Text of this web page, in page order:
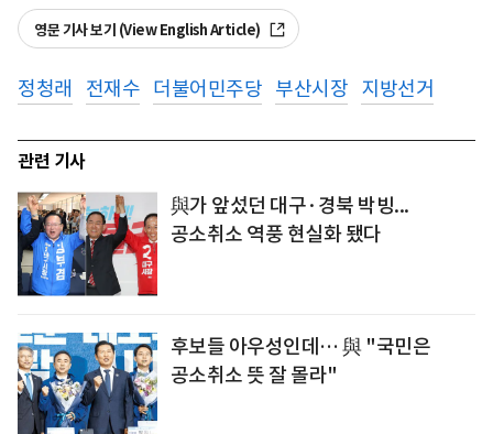
영문 기사 보기 (View English Article)
정청래 전재수 더불어민주당 부산시장 지방선거
관련 기사
與가 앞섰던 대구·경북 박빙...
공소취소 역풍 현실화 됐다
후보들 아우성인데… 與 "국민은
공소취소 뜻 잘 몰라"